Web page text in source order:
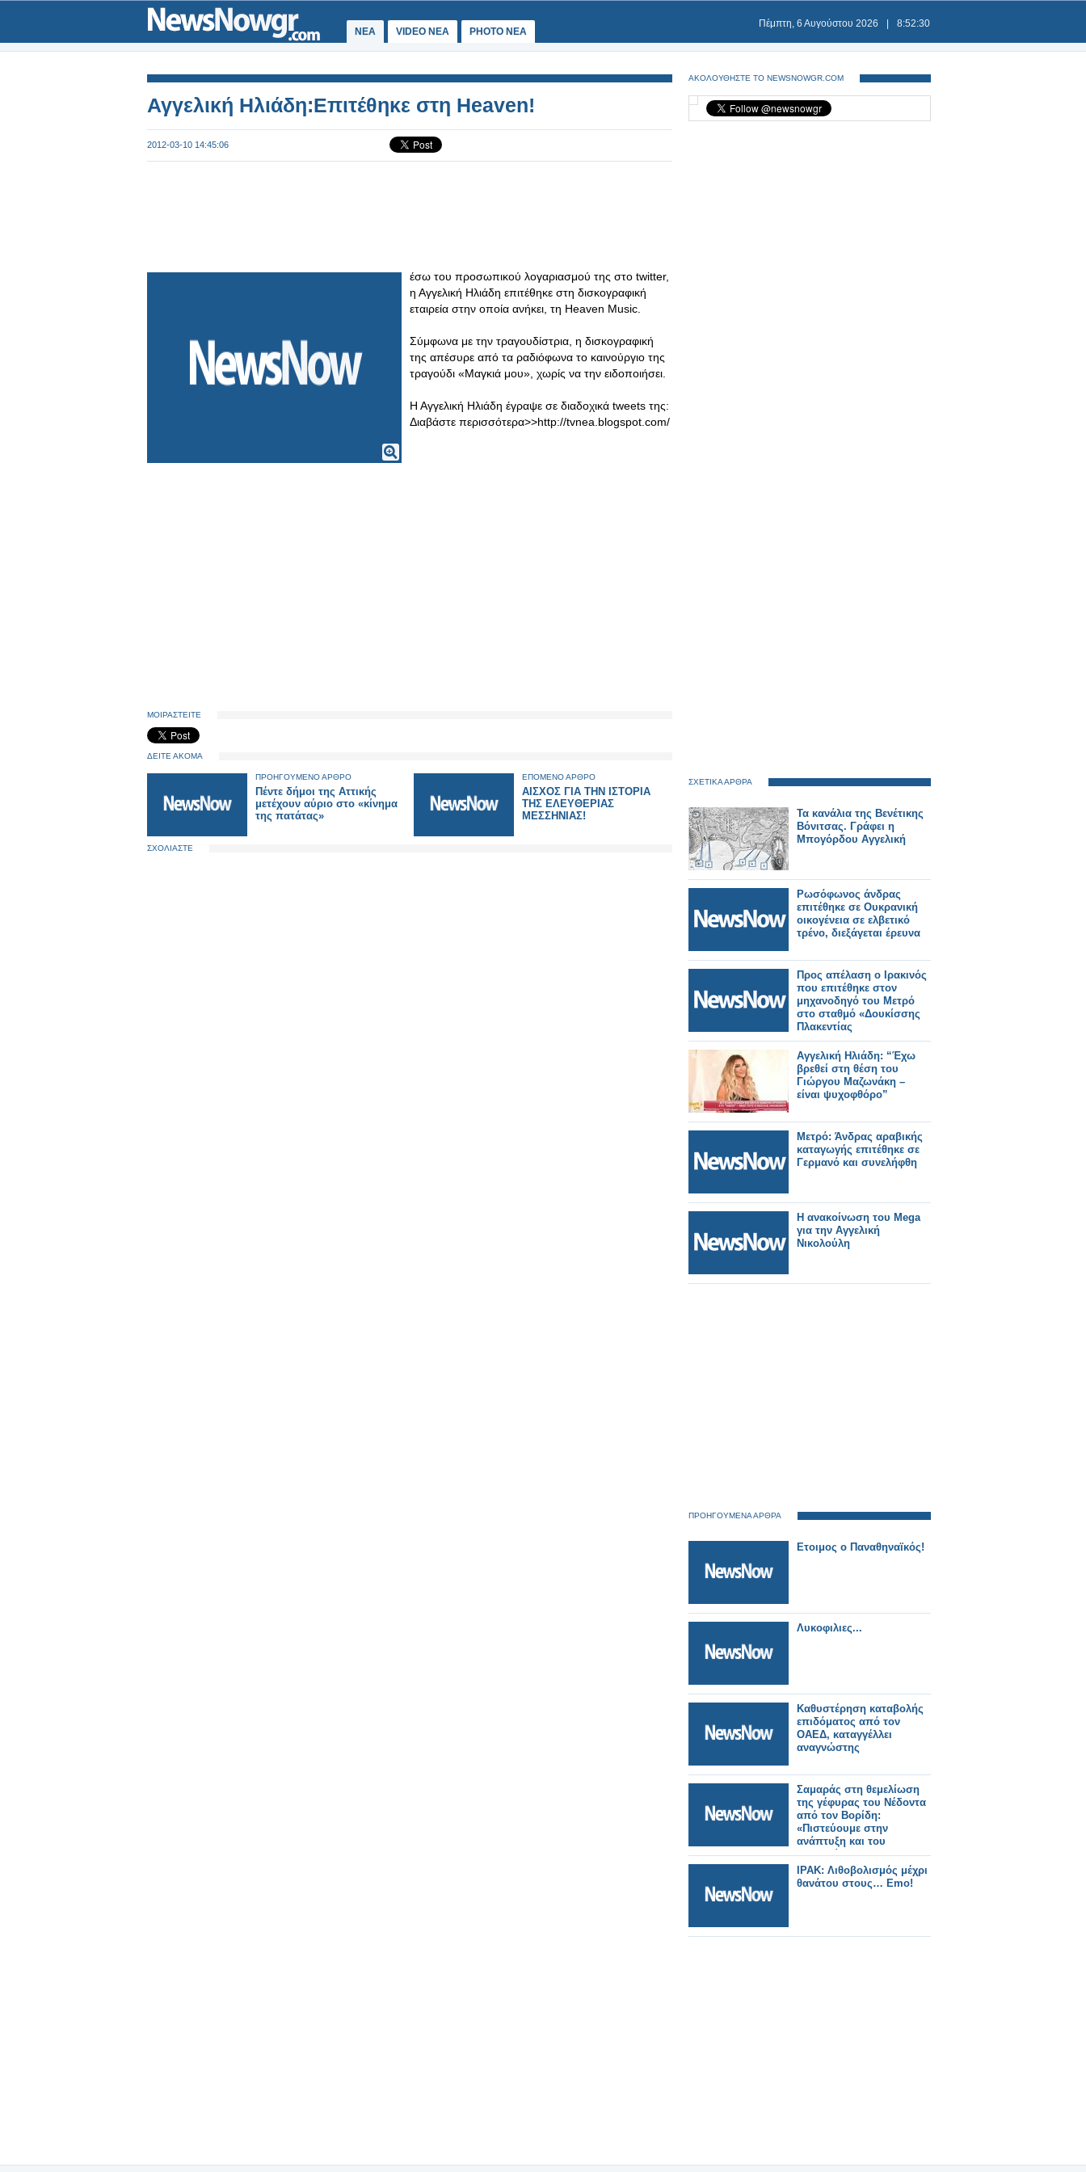
ΝΕΑ VIDEO NEA PHOTO NEA
Πέμπτη, 6 Αυγούστου 2026 8:52:30
Αγγελική Ηλιάδη:Επιτέθηκε στη Heaven!
2012-03-10 14:45:06
έσω του προσωπικού λογαριασμού της στο twitter,
η Αγγελική Ηλιάδη επιτέθηκε στη δισκογραφική
εταιρεία στην οποία ανήκει, τη Heaven Music.
Σύμφωνα με την τραγουδίστρια, η δισκογραφική
της απέσυρε από τα ραδιόφωνα το καινούργιο της
τραγούδι «Μαγκιά μου», χωρίς να την ειδοποιήσει.
Η Αγγελική Ηλιάδη έγραψε σε διαδοχικά tweets της:
Διαβάστε περισσότερα>>http://tvnea.blogspot.com/
ΜΟΙΡΑΣΤΕΙΤΕ
ΔΕΙΤΕ ΑΚΟΜΑ
ΠΡΟΗΓΟΥΜΕΝΟ ΑΡΘΡΟ
Πέντε δήμοι της Αττικής
μετέχουν αύριο στο «κίνημα
της πατάτας»
ΕΠΟΜΕΝΟ ΑΡΘΡΟ
ΑΙΣΧΟΣ ΓΙΑ ΤΗΝ ΙΣΤΟΡΙΑ
ΤΗΣ ΕΛΕΥΘΕΡΙΑΣ
ΜΕΣΣΗΝΙΑΣ!
ΣΧΟΛΙΑΣΤΕ
ΑΚΟΛΟΥΘΗΣΤΕ ΤΟ NEWSNOWGR.COM
ΣΧΕΤΙΚΑ ΑΡΘΡΑ
Τα κανάλια της Βενέτικης
Βόνιτσας. Γράφει η
Μπογόρδου Αγγελική
Ρωσόφωνος άνδρας
επιτέθηκε σε Ουκρανική
οικογένεια σε ελβετικό
τρένο, διεξάγεται έρευνα
Προς απέλαση ο Ιρακινός
που επιτέθηκε στον
μηχανοδηγό του Μετρό
στο σταθμό «Δουκίσσης
Πλακεντίας
Αγγελική Ηλιάδη: “Έχω
βρεθεί στη θέση του
Γιώργου Μαζωνάκη –
είναι ψυχοφθόρο”
Μετρό: Άνδρας αραβικής
καταγωγής επιτέθηκε σε
Γερμανό και συνελήφθη
Η ανακοίνωση του Mega
για την Αγγελική
Νικολούλη
ΠΡΟΗΓΟΥΜΕΝΑ ΑΡΘΡΑ
Ετοιμος ο Παναθηναϊκός!
Λυκοφιλιες...
Καθυστέρηση καταβολής
επιδόματος από τον
ΟΑΕΔ, καταγγέλλει
αναγνώστης
Σαμαράς στη θεμελίωση
της γέφυρας του Νέδοντα
από τον Βορίδη:
«Πιστεύουμε στην
ανάπτυξη και του
τελευταίου Έλληνα»
ΙΡΑΚ: Λιθοβολισμός μέχρι
θανάτου στους… Emo!